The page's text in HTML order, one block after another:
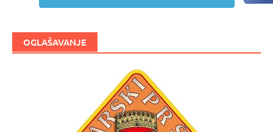
OGLAŠAVANJE